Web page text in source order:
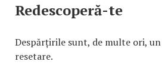
Redescoperă-te
Despărțirile sunt, de multe ori,
resetare.